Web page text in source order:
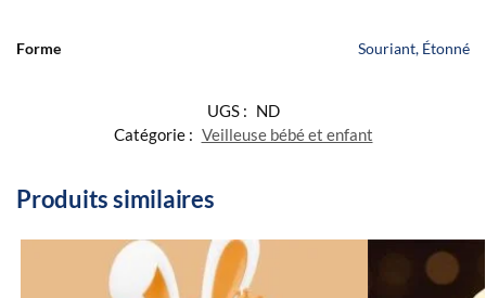
Forme Souriant, Étonné
UGS : ND
Catégorie : Veilleuse bébé et enfant
Produits similaires